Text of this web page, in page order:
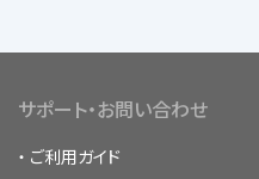
サポート・お問い合わせ
ご利用ガイド